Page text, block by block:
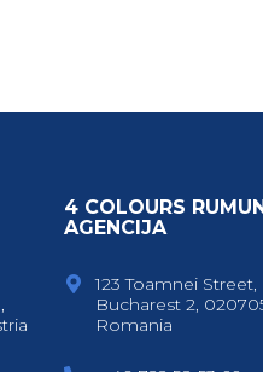
4 COLOURS
AGENCIJA
123 Toamnei Street,
Bucharest 2,
Romania